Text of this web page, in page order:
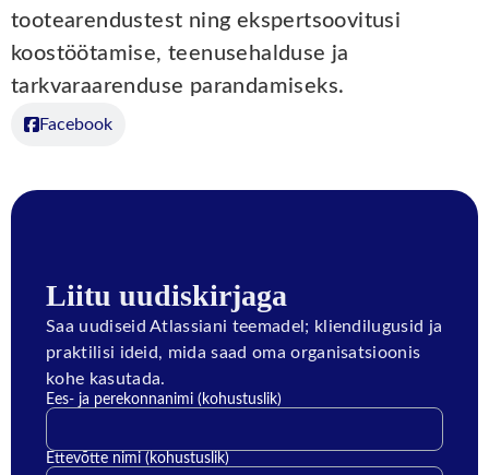
tootearendustest ning ekspertsoovitusi
koostöötamise, teenusehalduse ja
tarkvaraarenduse parandamiseks.
Facebook
Liitu uudiskirjaga
Saa uudiseid Atlassiani teemadel; kliendilugusid ja
praktilisi ideid, mida saad oma organisatsioonis
kohe kasutada.
Ees- ja perekonnanimi (kohustuslik)
Ettevõtte nimi (kohustuslik)